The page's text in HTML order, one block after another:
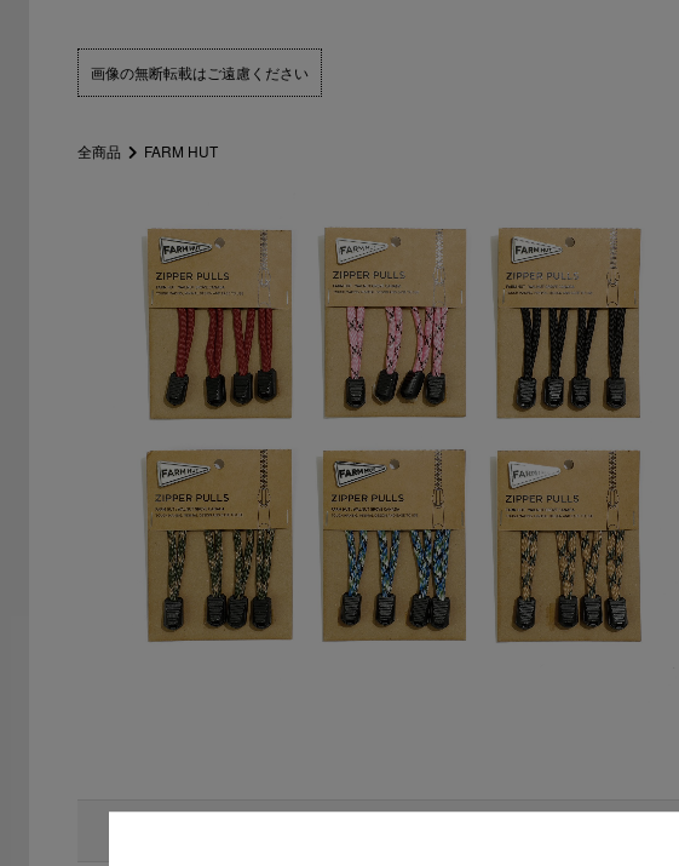
画像の無断転載はご遠慮ください
全商品 FARM HUT